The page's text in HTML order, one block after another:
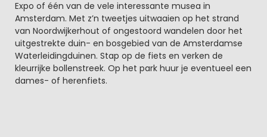
Expo of één van de vele interessante musea in
Amsterdam. Met z’n tweetjes uitwaaien op het strand
van Noordwijkerhout of ongestoord wandelen door het
uitgestrekte duin- en bosgebied van de Amsterdamse
Waterleidingduinen. Stap op de fiets en verken de
kleurrijke bollenstreek. Op het park huur je eventueel een
dames- of herenfiets.